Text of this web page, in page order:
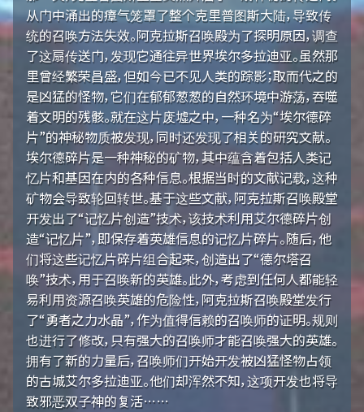
从门中涌出的瘴气笼罩了整个克里普图斯大陆，导致传
统的召唤方法失效。阿克拉斯召唤殿为了探明原因，调查
了这扇传送门，发现它通往异世界埃尔多拉迪亚。虽然那
里曾经繁荣昌盛，但如今已不见人类的踪影；取而代之的
是凶猛的怪物，它们在郁郁葱葱的自然环境中游荡，吞噬
着文明的残骸。就在这片废墟之中，一种名为“埃尔德碎
片”的神秘物质被发现，同时还发现了相关的研究文献。
埃尔德碎片是一种神秘的矿物，其中蕴含着包括人类记
忆片和基因在内的各种信息。根据当时的文献记载，这种
矿物会导致轮回转世。基于这些文献，阿克拉斯召唤殿堂
开发出了“记忆片创造”技术，该技术利用艾尔德碎片创
造“记忆片”，即保存着英雄信息的记忆片碎片。随后，他
们将这些记忆片碎片组合起来，创造出了“德尔塔召
唤”技术，用于召唤新的英雄。此外，考虑到任何人都能轻
易利用资源召唤英雄的危险性，阿克拉斯召唤殿堂发行
了“勇者之力水晶”，作为值得信赖的召唤师的证明。规则
也进行了修改，只有强大的召唤师才能召唤强大的英雄。
拥有了新的力量后，召唤师们开始开发被凶猛怪物占领
的古城艾尔多拉迪亚。他们却浑然不知，这项开发也将导
致邪恶双子神的复活……